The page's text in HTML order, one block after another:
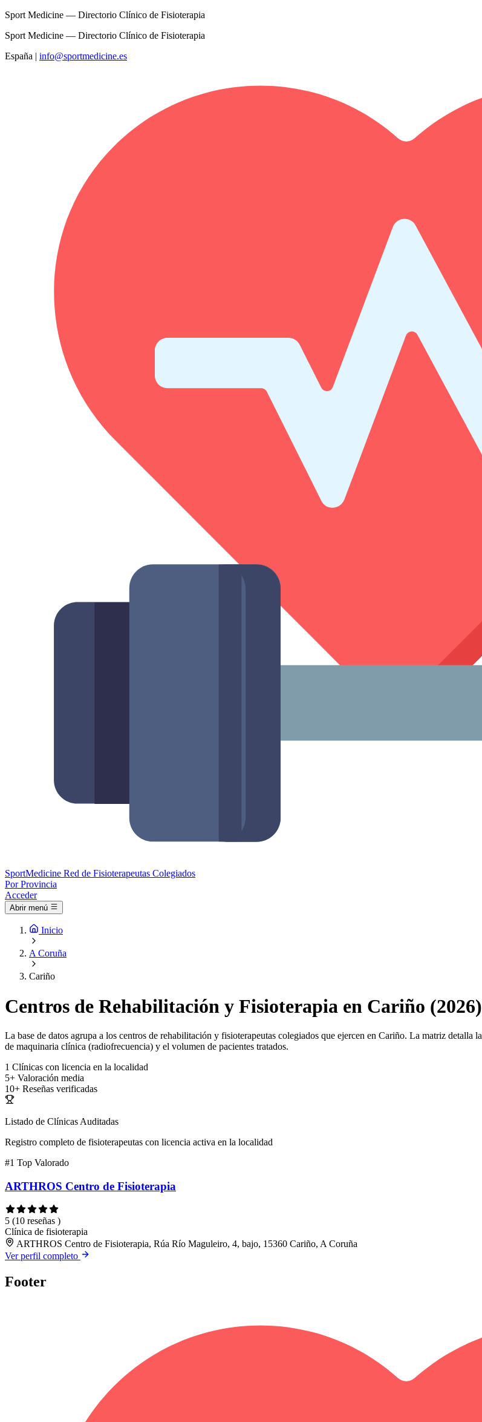
Sport Medicine — Directorio Clínico de Fisioterapia
Sport Medicine — Directorio Clínico de Fisioterapia
España | info@sportmedicine.es
SportMedicine Red de Fisioterapeutas Colegiados
Por Provincia
Acceder
Abrir menú
Inicio
A Coruña
Cariño
Centros de Rehabilitación y Fisioterapia en Cariño (2026)
La base de datos agrupa a los centros de rehabilitación y fisioterapeutas colegiados que ejercen en Cariño. La matriz
de maquinaria clínica (radiofrecuencia) y el volumen de pacientes tratados.
1 Clínicas con licencia en la localidad
5+ Valoración media
10+ Reseñas verificadas
Listado de Clínicas Auditadas
Registro completo de fisioterapeutas con licencia activa en la localidad
#1 Top Valorado
ARTHROS Centro de Fisioterapia
5 (10 reseñas )
Clínica de fisioterapia
ARTHROS Centro de Fisioterapia, Rúa Río Maguleiro, 4, bajo, 15360 Cariño, A Coruña
Ver perfil completo
Footer